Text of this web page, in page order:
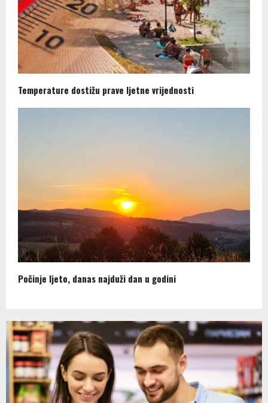
Temperature dostižu prave ljetne vrijednosti
Počinje ljeto, danas najduži dan u godini